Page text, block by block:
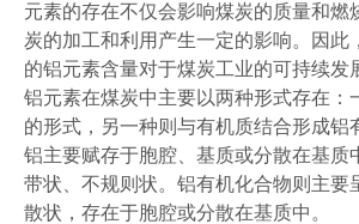
元素的存在不仅会影响煤炭的质量和燃
炭的加工和利用产生一定的影响。因此
的铝元素含量对于煤炭工业的可持续发
铝元素在煤炭中主要以两种形式存在：
的形式，另一种则与有机质结合形成铝
铝主要赋存于胞腔、基质或分散在基质
带状、不规则状。铝有机化合物则主要
散状，存在于胞腔或分散在基质中。